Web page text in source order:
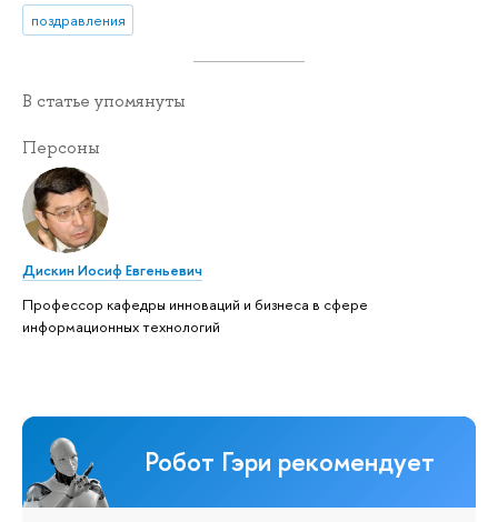
поздравления
В статье упомянуты
Персоны
Дискин Иосиф Евгеньевич
Профессор кафедры инноваций и бизнеса в сфере
информационных технологий
Робот Гэри рекомендует